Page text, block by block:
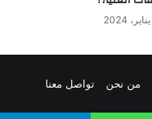
من نحن تواصل معنا